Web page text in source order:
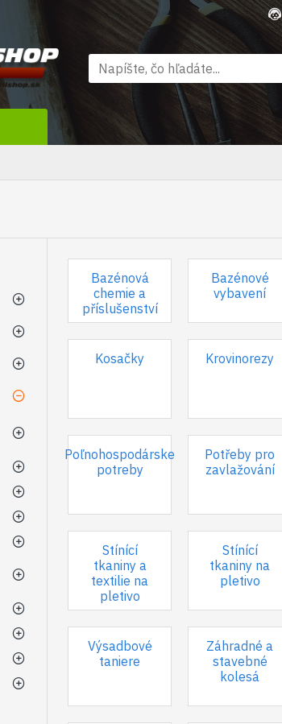
Bazénová
chemie a
příslušenství
Bazénové
vybavení
Kosačky Krovinorezy
Poľnohospodárske
potreby
Potřeby pro
zavlažování
Stínící
tkaniny a
textilie na
pletivo
Stínící
tkaniny na
pletivo
Výsadbové
taniere
Záhradné a
stavebné
kolesá